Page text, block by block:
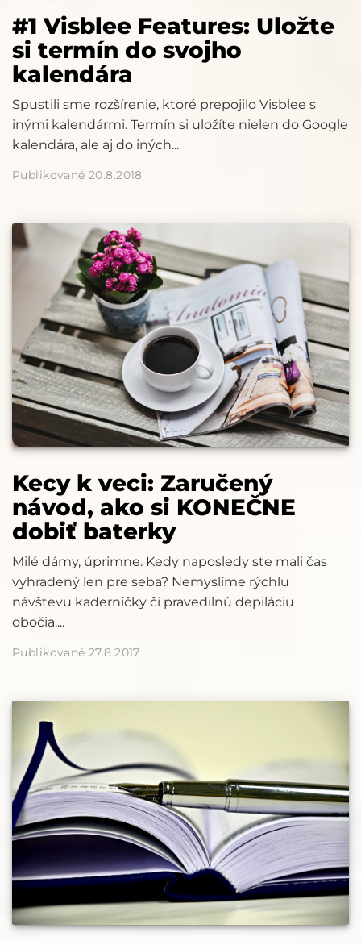
#1 Visblee Features: Uložte
si termín do svojho
kalendára
Spustili sme rozšírenie, ktoré prepojilo Visblee s
inými kalendármi. Termín si uložíte nielen do Google
kalendára, ale aj do iných...
Publikované 20.8.2018
Kecy k veci: Zaručený
návod, ako si KONEČNE
dobiť baterky
Milé dámy, úprimne. Kedy naposledy ste mali čas
vyhradený len pre seba? Nemyslíme rýchlu
návštevu kaderníčky či pravedilnú depiláciu
obočia....
Publikované 27.8.2017